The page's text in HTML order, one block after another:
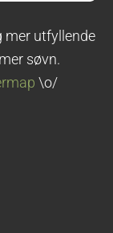
mer utfyllende
søvn.
\o/